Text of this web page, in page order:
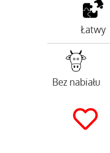
Łatwy
Bez nabiału